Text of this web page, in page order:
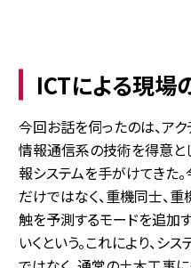
ICTによる現場
今回お話を伺ったのは、ア
情報通信系の技術を得意と
報システムを手がけてきた
だけではなく、重機同士、
触を予測するモードを追加
いくという。これにより、